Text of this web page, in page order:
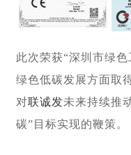
此次荣获“深圳市绿
绿色低碳发展方面取
对联诚发未来持续推
碳”目标实现的鞭策。